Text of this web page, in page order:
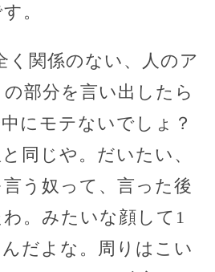
。
く関係のない、人のア
部分を言い出したら
にモテないでしょ？
同じや。だいたい、
う奴って、言った後
。みたいな顔して1
だよな。周りはこい